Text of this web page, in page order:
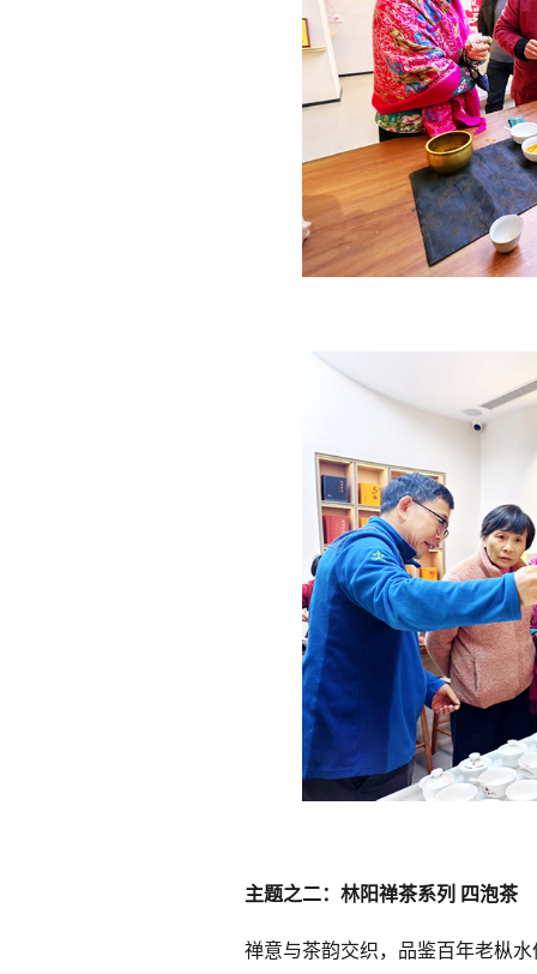
主题之二： 林阳禅茶系列 四泡茶
禅意与茶韵交织，品鉴百年老枞